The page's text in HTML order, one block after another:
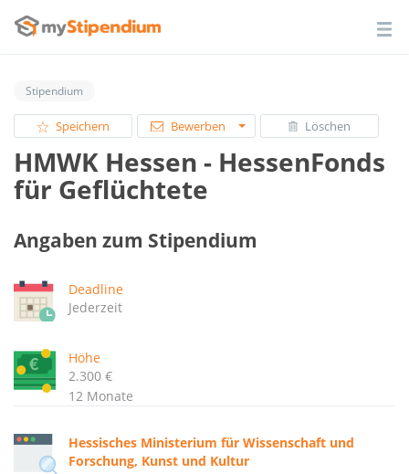
Stipendium
Speichern Bewerben Löschen
HMWK Hessen - HessenFonds
für Geflüchtete
Angaben zum Stipendium
Deadline
Jederzeit
Höhe
2.300 €
12 Monate
Hessisches Ministerium für Wissenschaft und
Forschung, Kunst und Kultur